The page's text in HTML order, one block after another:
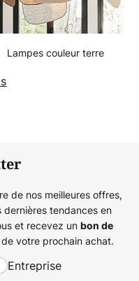
Lampes couleur terre
de nos meilleures offres,
dernières tendances en
et recevez un bon de
votre prochain achat.
Entreprise